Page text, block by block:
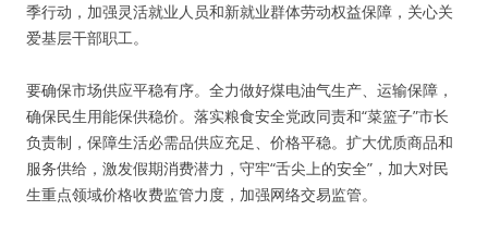
季行动，加强灵活就业人员和新就业群体劳动权益保障，关心关
爱基层干部职工。
要确保市场供应平稳有序。全力做好煤电油气生产、运输保障，
确保民生用能保供稳价。落实粮食安全党政同责和“菜篮子”市长
负责制，保障生活必需品供应充足、价格平稳。扩大优质商品和
服务供给，激发假期消费潜力，守牢“舌尖上的安全”，加大对民
生重点领域价格收费监管力度，加强网络交易监管。